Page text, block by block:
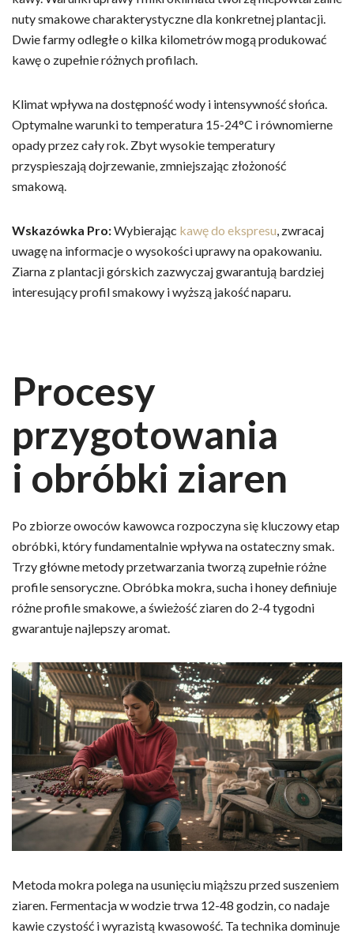
nuty smakowe charakterystyczne dla konkretnej plantacji.
Dwie farmy odległe o kilka kilometrów mogą produkować
kawę o zupełnie różnych profilach.
Klimat wpływa na dostępność wody i intensywność słońca.
Optymalne warunki to temperatura 15-24°C i równomierne
opady przez cały rok. Zbyt wysokie temperatury
przyspieszają dojrzewanie, zmniejszając złożoność
smakową.
Wskazówka Pro:Wybierając kawę do ekspresu, zwracaj
uwagę na informacje o wysokości uprawy na opakowaniu.
Ziarna z plantacji górskich zazwyczaj gwarantują bardziej
interesujący profil smakowy i wyższą jakość naparu.
Procesy
przygotowania
i obróbki ziaren
Po zbiorze owoców kawowca rozpoczyna się kluczowy etap
obróbki, który fundamentalnie wpływa na ostateczny smak.
Trzy główne metody przetwarzania tworzą zupełnie różne
profile sensoryczne. Obróbka mokra, sucha i honey definiuje
różne profile smakowe, a świeżość ziaren do 2-4 tygodni
gwarantuje najlepszy aromat.
Metoda mokra polega na usunięciu miąższu przed suszeniem
ziaren. Fermentacja w wodzie trwa 12-48 godzin, co nadaje
kawie czystość i wyrazistą kwasowość. Ta technika dominuje